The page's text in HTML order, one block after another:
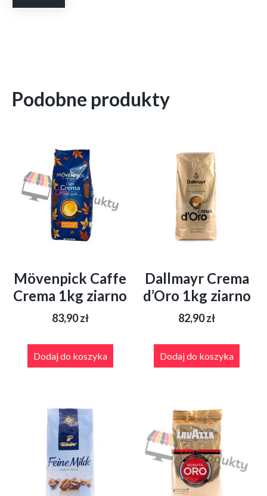
Podobne produkty
Mövenpick Caffe
Crema 1kg ziarno
83,90zł
Dodaj do koszyka
Dallmayr Crema
d’Oro 1kg ziarno
82,90zł
Dodaj do koszyka